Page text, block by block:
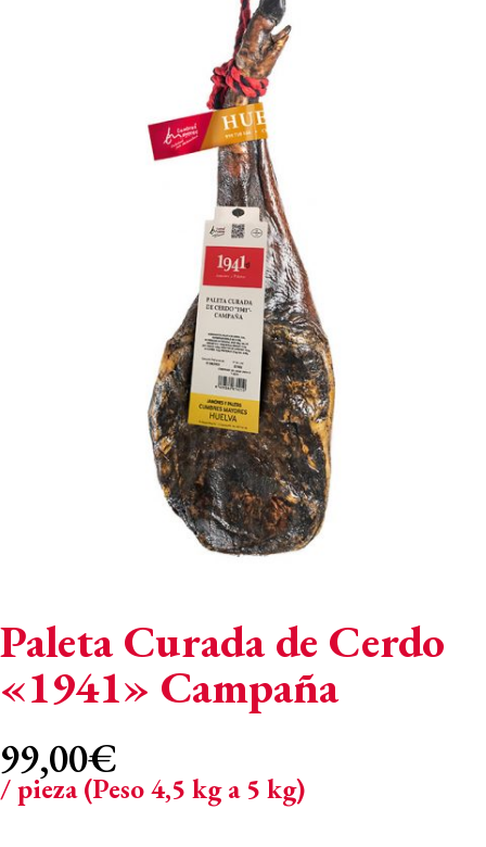
Paleta Curada de Cerdo
«1941» Campaña
99,00€
/ pieza (Peso 4,5 kg a 5 kg)